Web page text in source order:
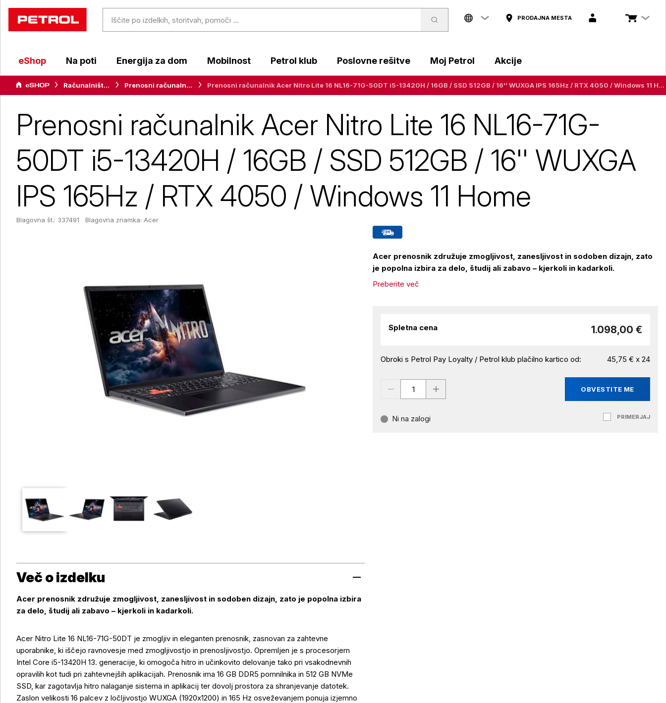
PRODAJNA MESTA
eShop Na poti Energija za dom Mobilnost Petrol klub Poslovne rešitve Moj Petrol Akcije
Računalništvo Prenosni računalniki Prenosni računalnik Acer Nitro Lite 16 NL16-71G-50DT i5-13420H / 16GB / SSD 512GB / 16'' WUXGA IPS 165Hz / RTX 4050 / Windows 11 Home
Prenosni računalnik Acer Nitro Lite 16 NL16-71G-
50DT i5-13420H / 16GB / SSD 512GB / 16'' WUXGA
IPS 165Hz / RTX 4050 / Windows 11 Home
Blagovna št.: 337491 Blagovna znamka: Acer
Acer prenosnik združuje zmogljivost, zanesljivost in sodoben dizajn, zato
je popolna izbira za delo, študij ali zabavo – kjerkoli in kadarkoli.
Preberite več
Spletna cena 1.098,00 €
Obroki s Petrol Pay Loyalty / Petrol klub plačilno kartico od: 45,75 € x 24
OBVESTITE ME
Ni na zalogi PRIMERJAJ
Več o izdelku
Acer prenosnik združuje zmogljivost, zanesljivost in sodoben dizajn, zato je popolna izbira
za delo, študij ali zabavo – kjerkoli in kadarkoli.
Acer Nitro Lite 16 NL16-71G-50DT je zmogljiv in eleganten prenosnik, zasnovan za zahtevne
uporabnike, ki iščejo ravnovesje med zmogljivostjo in prenosljivostjo. Opremljen je s procesorjem
Intel Core i5-13420H 13. generacije, ki omogoča hitro in učinkovito delovanje tako pri vsakodnevnih
opravilih kot tudi pri zahtevnejših aplikacijah. Prenosnik ima 16 GB DDR5 pomnilnika in 512 GB NVMe
SSD, kar zagotavlja hitro nalaganje sistema in aplikacij ter dovolj prostora za shranjevanje datotek.
Zaslon velikosti 16 palcev z ločljivostjo WUXGA (1920x1200) in 165 Hz osveževanjem ponuja izjemno